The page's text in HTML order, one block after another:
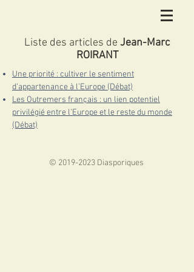
Liste des articles de Jean-Marc
ROIRANT
Une priorité : cultiver le sentiment
d’appartenance à l’Europe (Débat)
Les Outremers français : un lien potentiel
privilégié entre l’Europe et le reste du monde
(Débat)
© 2019-2023 Diasporiques